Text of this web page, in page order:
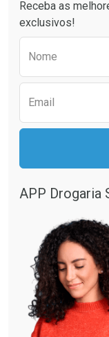
Comprar sem
Por R$ 114,99/
Comprar sem
Por R$ 114,99/cada
Receba as
exclusivos!
Nome
Email
APP Drogaria